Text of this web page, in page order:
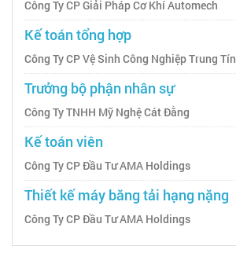
Công Ty CP Giải Pháp Cơ Khí Automech
Kế toán tổng hợp
Công Ty CP Vệ Sinh Công Nghiệp Trung Tín
Trưởng bộ phận nhân sự
Công Ty TNHH Mỹ Nghệ Cát Đằng
Kế toán viên
Công Ty CP Đầu Tư AMA Holdings
Thiết kế máy băng tải hạng nặng
Công Ty CP Đầu Tư AMA Holdings